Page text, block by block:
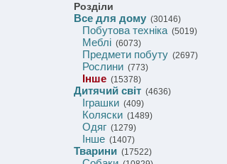
Розділи
Все для дому (30146)
Побутова техніка(5019)
Меблі (6073)
Предмети побуту (2697)
Рослини (773)
Інше (15378)
Дитячий світ (4636)
Іграшки (409)
Коляски (1489)
Одяг (1279)
Інше (1407)
Тварини (17522)